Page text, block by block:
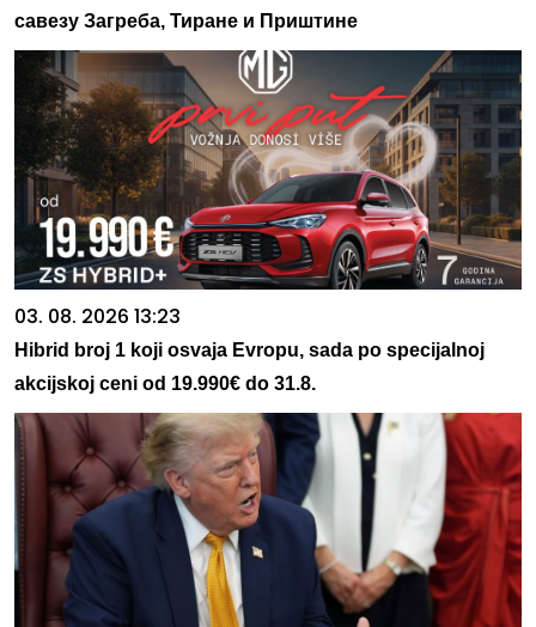
савезу Загреба, Тиране и Приштине
03. 08. 2026 13:23
Hibrid broj 1 koji osvaja Evropu, sada po specijalnoj
akcijskoj ceni od 19.990€ do 31.8.